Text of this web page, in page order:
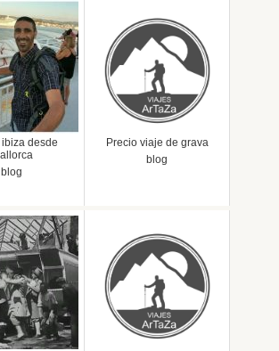
desde
blog
Precio viaje de grava
blog